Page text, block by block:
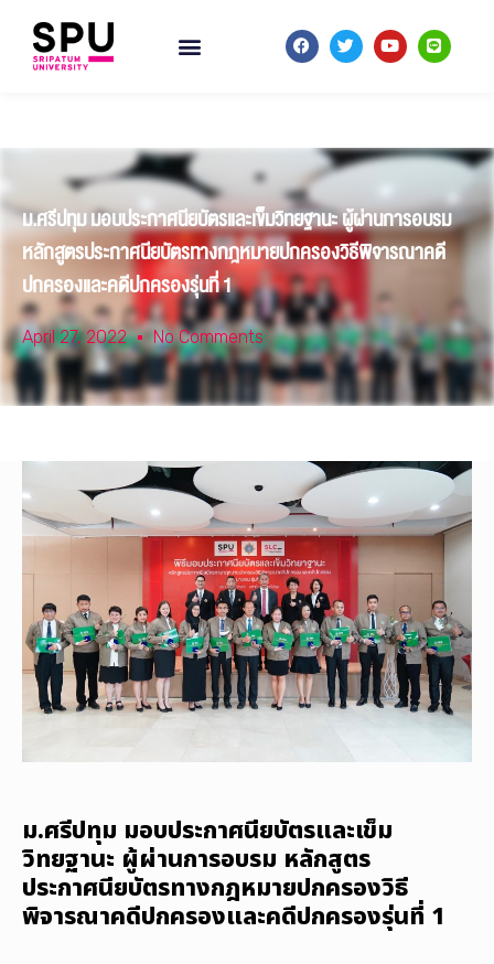
ม.ศรีปทุม มอบประกาศนียบัตรและเข็มวิทยฐานะ ผู้ผ่านการอบรม
หลักสูตรประกาศนียบัตรทางกฎหมายปกครองวิธีพิจารณาคดี
ปกครองและคดีปกครองรุ่นที่ 1
April 27, 2022 No Comments
ม.ศรีปทุม มอบประกาศนียบัตรและเข็ม
วิทยฐานะ ผู้ผ่านการอบรม หลักสูตร
ประกาศนียบัตรทางกฎหมายปกครองวิธี
พิจารณาคดีปกครองและคดีปกครองรุ่นที่ 1